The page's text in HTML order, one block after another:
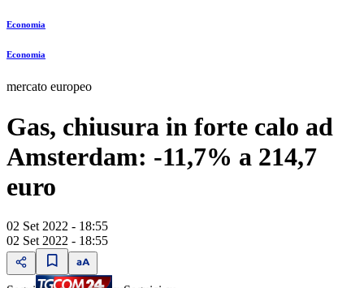
Economia
Economia
mercato europeo
Gas, chiusura in forte calo ad
Amsterdam: -11,7% a 214,7
euro
02 Set 2022 - 18:55
02 Set 2022 - 18:55